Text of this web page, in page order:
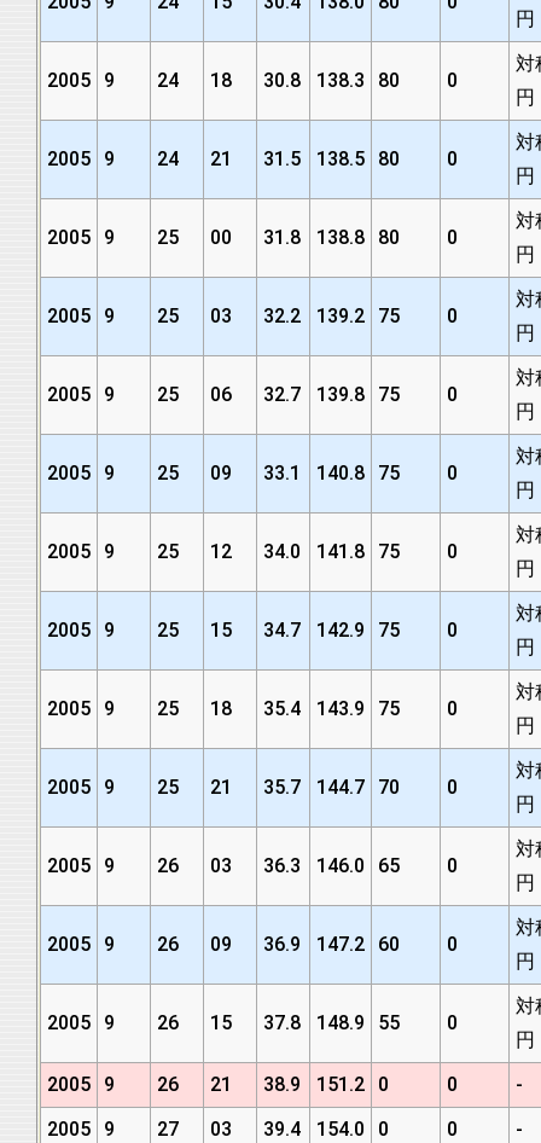
円
2005 9 24 18 30.8 138.3 80 0
対
円
2005 9 24 21 31.5 138.5 80 0
対
円
2005 9 25 00 31.8 138.8 80 0
対
円
2005 9 25 03 32.2 139.2 75 0
対
円
2005 9 25 06 32.7 139.8 75 0
対
円
2005 9 25 09 33.1 140.8 75 0
対
円
2005 9 25 12 34.0 141.8 75 0
対
円
2005 9 25 15 34.7 142.9 75 0
対
円
2005 9 25 18 35.4 143.9 75 0
対
円
2005 9 25 21 35.7 144.7 70 0
対
円
2005 9 26 03 36.3 146.0 65 0
対
円
2005 9 26 09 36.9 147.2 60 0
対
円
2005 9 26 15 37.8 148.9 55 0
対
円
2005
9 26 21 38.9 151.2 0 0
-
2005
9 27 03 39.4 154.0 0 0
-